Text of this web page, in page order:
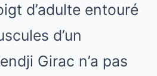
d’adulte entouré
d’un
Girac n’a pas